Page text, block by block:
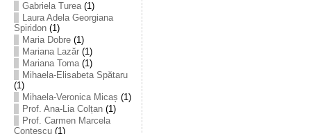
Gabriela Turea(1)
Laura Adela Georgiana
Spiridon(1)
Maria Dobre(1)
Mariana Lazăr(1)
Mariana Toma(1)
Mihaela-Elisabeta Spătaru
(1)
Mihaela-Veronica Micaș (1)
Prof. Ana-Lia Colțan(1)
Prof. Carmen Marcela
Conțescu(1)